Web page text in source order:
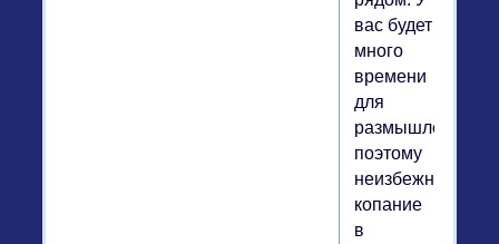
вас будет
много
времени
для
размышлений,
поэтому
неизбежно
копание
в